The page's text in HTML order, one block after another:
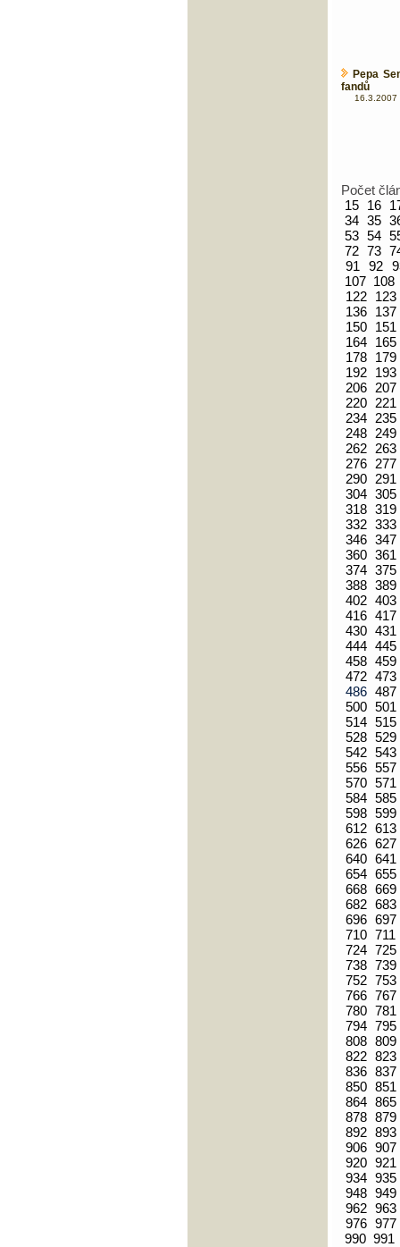
Pepa
fandů
16.3.2007
Počet
15 16
34 35
53 54
72 73
91
92
107 108
122
123
136
137
150
151
164
165
178
179
192
193
206 207
220
221
234
235
248
249
262
263
276
277
290
291
304 305
318 319
332 333
346 347
360 361
374 375
388 389
402 403
416 417
430 431
444 445
458 459
472 473
486 487
500 501
514 515
528 529
542 543
556 557
570 571
584 585
598 599
612 613
626 627
640 641
654 655
668 669
682 683
696 697
710 711
724 725
738 739
752 753
766 767
780 781
794 795
808 809
822 823
836 837
850 851
864 865
878 879
892 893
906 907
920 921
934 935
948 949
962 963
976 977
990 991